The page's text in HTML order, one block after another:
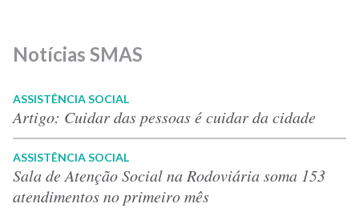
Notícias SMAS
ASSISTÊNCIA SOCIAL
Artigo: Cuidar das pessoas é cuidar da cidade
ASSISTÊNCIA SOCIAL
Sala de Atenção Social na Rodoviária soma 153
atendimentos no primeiro mês